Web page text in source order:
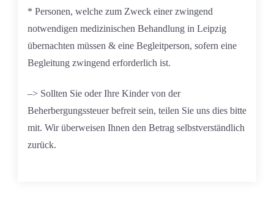
* Personen, welche zum Zweck einer zwingend
notwendigen medizinischen Behandlung in Leipzig
übernachten müssen & eine Begleitperson, sofern eine
Begleitung zwingend erforderlich ist.
–> Sollten Sie oder Ihre Kinder von der
Beherbergungssteuer befreit sein, teilen Sie uns dies bitte
mit. Wir überweisen Ihnen den Betrag selbstverständlich
zurück.